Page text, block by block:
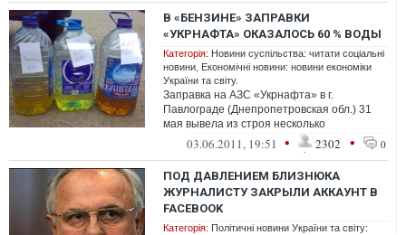
В «БЕНЗИНЕ» ЗАПРАВКИ
«УКРНАФТА» ОКАЗАЛОСЬ 60 % ВОДЫ
Категорія: Новини суспільства: читати соціальні
новини Економічні новини: новини економіки
України та світу.
Заправка на АЗС «Укрнафта» в г.
Павлограде (Днепропетровская обл.) 31
мая вывела из строя несколько
автомобилей. «Стоило водителям о...
03.06.2011, 19:51 • 2302 • 0
ПОД ДАВЛЕНИЕМ БЛИЗНЮКА
ЖУРНАЛИСТУ ЗАКРЫЛИ АККАУНТ В
FACEBOOK
Категорія: Політичні новини України та світу: